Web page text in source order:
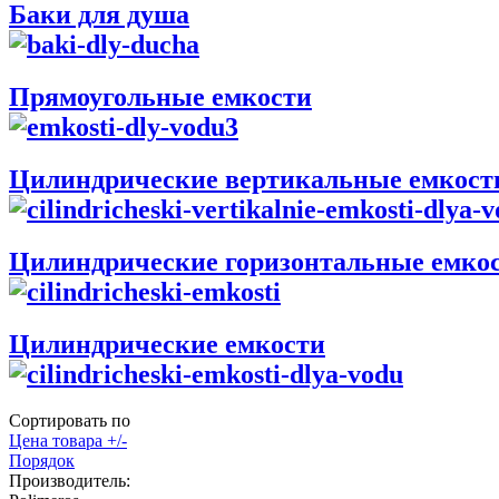
Баки для душа
Прямоугольные емкости
Цилиндрические вертикальные
Цилиндрические горизонтальные
Цилиндрические емкости
Сортировать по
Цена товара +/-
Порядок
Производитель: